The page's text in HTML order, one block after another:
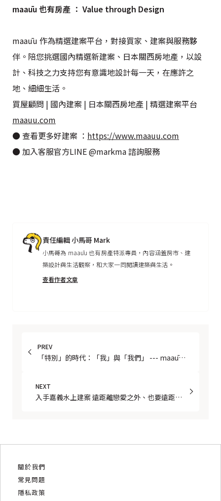
maaūu也有房產 ： Value through Design
maaūu 作為精選建案平台，對接買家、建案與服務夥
伴。陪您挑選國內精選新建案、日本關西房地產，以設
計、科技之力支持您有意識地設計每一天，在應許之
地、細細生活。
買屋顧問 | 國內建案 | 日本關西房地產 | 精選建案平台
maauu.com
● 查看更多好建案 ： https://www.maauu.com
● 加入客服官方LINE @markma 諮詢服務
責任編輯 小馬哥 Mark
小馬哥為 maaūu 也有房產特派專員，內容涵蓋房市、建
築設計與生活觀察，和大家一同閱讀建築與生活。
查看作者文章
PREV
「特別」的時代：「我」與「我們」 --- maaūu
NEXT
入手嘉義水上建案 遠距離戀愛之外、也要遠距離
關於我們
常見問題
隱私政策